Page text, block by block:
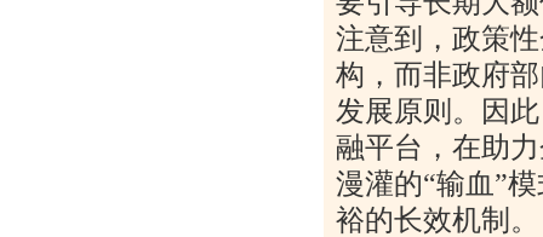
注意到，政策
构，而非政府
发展原则。因
融平台，在助
漫灌的“输血”模
裕的长效机制。